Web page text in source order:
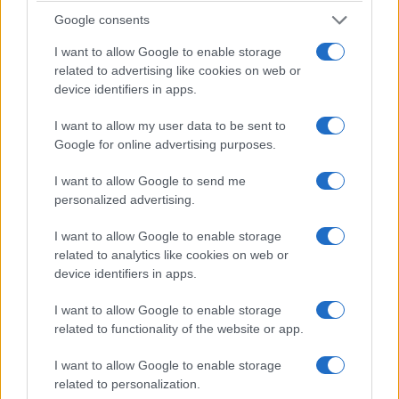
Google consents
I want to allow Google to enable storage
related to advertising like cookies on web or
device identifiers in apps.
I want to allow my user data to be sent to
Google for online advertising purposes.
I want to allow Google to send me
personalized advertising.
I want to allow Google to enable storage
related to analytics like cookies on web or
device identifiers in apps.
I want to allow Google to enable storage
related to functionality of the website or app.
I want to allow Google to enable storage
related to personalization.
Invece l’eloquio “forse ellittico” è il contrario, è il
gioco delle tre carte, è il dir niente ellittico, con la
voce flautata, da retore e il polsino sbottonato
sotto la giacca, da viveur di provincia.
aspettarsi da uno così se non i documenti
anonimi per ribaltare la frittata, per
contraccambiare, sulla JC Electronics italia di
Dario Bianchi, se non le frasi di fumo, “Vengo qui
di tutti i fatti da me conosciuti. Mi assumerò e mi
sono sempre assunto
la responsabilità politica anche delle mie condotte
e delle mie azioni”, che significa niente come
niente vuol dire giurare “verità sul mio onore e su
quello delle “persone che hanno perso la
vita durante la pandemia, verso i loro familiari e